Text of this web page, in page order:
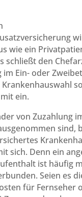
wie ein
schließt den
Ein- oder
ein.
von Zuzahlung
sind,
sich. Denn ein
ist häufig
Seien es
für Fernseher